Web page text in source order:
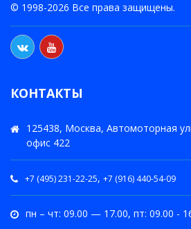
© 1998-2026 Все права защищены.
КОНТАКТЫ
125438, Москва, Автомоторная
офис 422
+7 (495) 231-22-25, +7 (916) 440-54-09
пн – чт: 09.00 — 17.00, пт: 09.00 -